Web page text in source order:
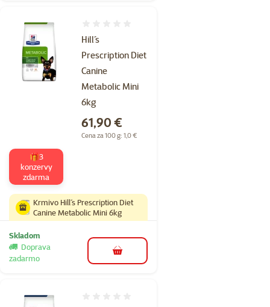
Hill´s
Prescription Diet
Canine
Metabolic Mini
6kg
Cena
61,90 €
Cena za 100 g: 1,0 €
🎁3
konzervy
zdarma
Krmivo Hill´s Prescription Diet
Canine Metabolic Mini 6kg
Skladom
Doprava
zadarmo
do košíka